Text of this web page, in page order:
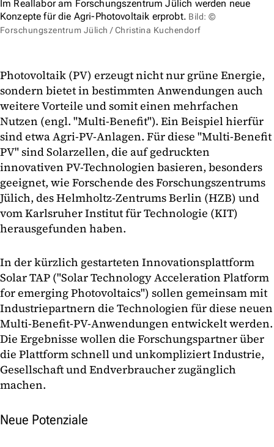
Im Reallabor am Forschungszentrum Jülich werden neue
Konzepte für die Agri-Photovoltaik erprobt. Bild: ©
Forschungszentrum Jülich / Christina Kuchendorf
Photovoltaik (PV) erzeugt nicht nur grüne Energie,
sondern bietet in bestimmten Anwendungen auch
weitere Vorteile und somit einen mehrfachen
Nutzen (engl. "Multi-Benefit"). Ein Beispiel hierfür
sind etwa Agri-PV-Anlagen. Für diese "Multi-Benefit
PV" sind Solarzellen, die auf gedruckten
innovativen PV-Technologien basieren, besonders
geeignet, wie Forschende des Forschungszentrums
Jülich, des Helmholtz-Zentrums Berlin (HZB) und
vom Karlsruher Institut für Technologie (KIT)
herausgefunden haben.
In der kürzlich gestarteten Innovationsplattform
Solar TAP ("Solar Technology Acceleration Platform
for emerging Photovoltaics") sollen gemeinsam mit
Industriepartnern die Technologien für diese neuen
Multi-Benefit-PV-Anwendungen entwickelt werden.
Die Ergebnisse wollen die Forschungspartner über
die Plattform schnell und unkompliziert Industrie,
Gesellschaft und Endverbraucher zugänglich
machen.
Neue Potenziale